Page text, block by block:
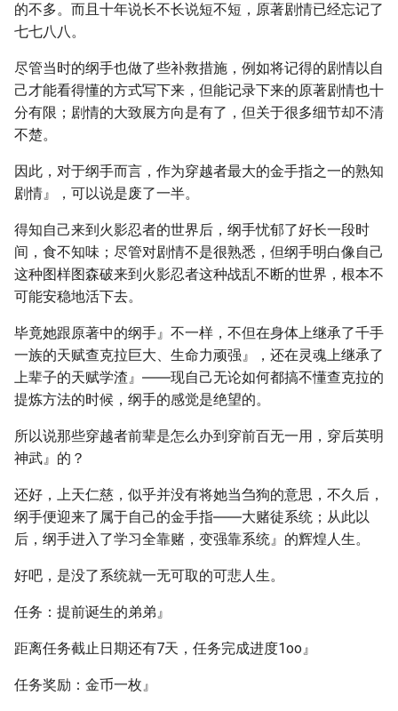
的不多。而且十年说长不长说短不短，原著剧情已经忘记了
七七八八。
尽管当时的纲手也做了些补救措施，例如将记得的剧情以自
己才能看得懂的方式写下来，但能记录下来的原著剧情也十
分有限；剧情的大致展方向是有了，但关于很多细节却不清
不楚。
因此，对于纲手而言，作为穿越者最大的金手指之一的熟知
剧情』，可以说是废了一半。
得知自己来到火影忍者的世界后，纲手忧郁了好长一段时
间，食不知味；尽管对剧情不是很熟悉，但纲手明白像自己
这种图样图森破来到火影忍者这种战乱不断的世界，根本不
可能安稳地活下去。
毕竟她跟原著中的纲手』不一样，不但在身体上继承了千手
一族的天赋查克拉巨大、生命力顽强』，还在灵魂上继承了
上辈子的天赋学渣』――现自己无论如何都搞不懂查克拉的
提炼方法的时候，纲手的感觉是绝望的。
所以说那些穿越者前辈是怎么办到穿前百无一用，穿后英明
神武』的？
还好，上天仁慈，似乎并没有将她当刍狗的意思，不久后，
纲手便迎来了属于自己的金手指――大赌徒系统；从此以
后，纲手进入了学习全靠赌，变强靠系统』的辉煌人生。
好吧，是没了系统就一无可取的可悲人生。
任务：提前诞生的弟弟』
距离任务截止日期还有7天，任务完成进度1oo』
任务奖励：金币一枚』